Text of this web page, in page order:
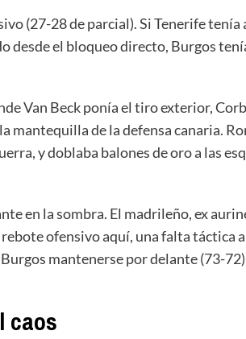
(27-28 de parcial). Si Tenerife tenía
desde el bloqueo directo, Burgos
Van Beck ponía el tiro exterior,
mantequilla de la defensa canaria.
y doblaba balones de oro a las
en la sombra. El madrileño, ex
ofensivo aquí, una falta táctica
mantenerse por delante (73-
caos